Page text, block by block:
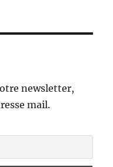
newsletter,
mail.